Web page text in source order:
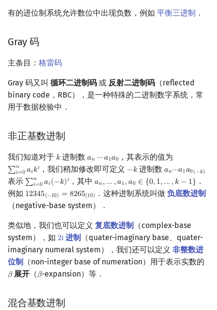
有的进位制系统允许数位中出现负数，例如 平衡三进制 ．
Gray 码
主条目： 格雷码
Gray 码又叫 循环二进制码 或 反射二进制码 （reflected
binary code，RBC），是一种特殊的二进制数字系统，常
用于数据校验中．
非正基数进制
我们知道对于 𝑘
k 进制数𝑎𝑛 ⋯𝑎1𝑎0
an ⋯a1a0 ，其表示的值为
∑𝑛
𝑖=0 𝑎𝑖𝑘𝑖
∑i=0naiki ，我们稍加修改即可定义 −𝑘
−k 进制数𝑎𝑛⋯𝑎1𝑎0(−𝑘)
an⋯a1a0(−k
表示 ∑𝑛
𝑖=0 𝑎𝑖(−𝑘)𝑖
∑i=0nai(−k)i ，其中𝑎𝑛,… ,𝑎1,𝑎0 ∈ {0,1,… ,𝑘 − 1}
an, …, a1,a0∈ {0 1,… ,k−1}
．
例如 12345(−10) = 8265(10)
12345(−10) =8265(10) ．这种进制系统叫做 负底数进制
（negative-base system）．
类似地，我们也可以定义 复底数进制
（complex-base
system），如 2i
2i 进制
（quater-imaginary base、quater-
imaginary numeral system），我们还可以定义 非整数进
位制
（non-integer base of numeration）用于表示实数的
𝛽
β 展开 （𝛽
β-expansion）等．
混合基数进制